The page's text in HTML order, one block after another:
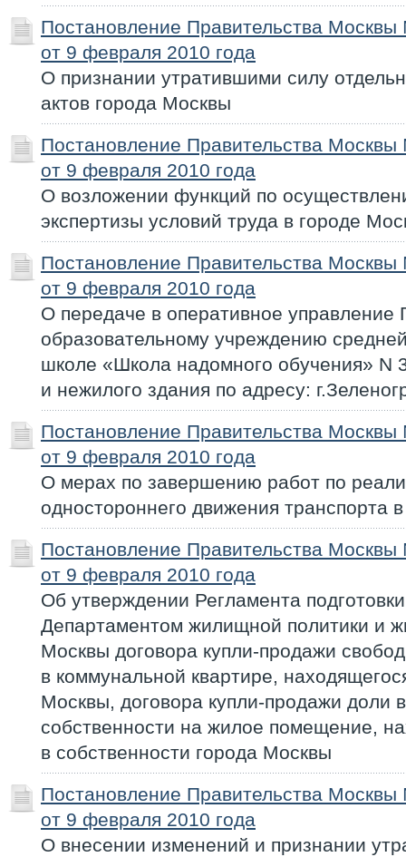
Постановление Правительства
от 9 февраля 2010 года
О признании утратившими силу
актов города Москвы
Постановление Правительства
от 9 февраля 2010 года
О возложении функций по
экспертизы условий труда в городе
Постановление Правительства
от 9 февраля 2010 года
О передаче в оперативное управление
образовательному учреждению
школе «Школа надомного обучения» N
и нежилого здания по адресу:
Постановление Правительства
от 9 февраля 2010 года
О мерах по завершению работ по
одностороннего движения транспорта
Постановление Правительства
от 9 февраля 2010 года
Об утверждении Регламента
Департаментом жилищной политики и
Москвы договора купли-продажи
в коммунальной квартире,
Москвы, договора купли-продажи доли
собственности на жилое помещение,
в собственности города Москвы
Постановление Правительства
от 9 февраля 2010 года
О внесении изменений и признании